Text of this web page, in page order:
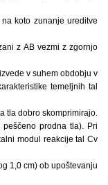
koto zunanje ureditve
z AB vezmi z zgornjo
v suhem obdobju v
temeljnih tal
tla dobro skomprimirajo.
prodna tla). Pri
modul reakcije tal Cv
1,0 cm) ob upoštevanju